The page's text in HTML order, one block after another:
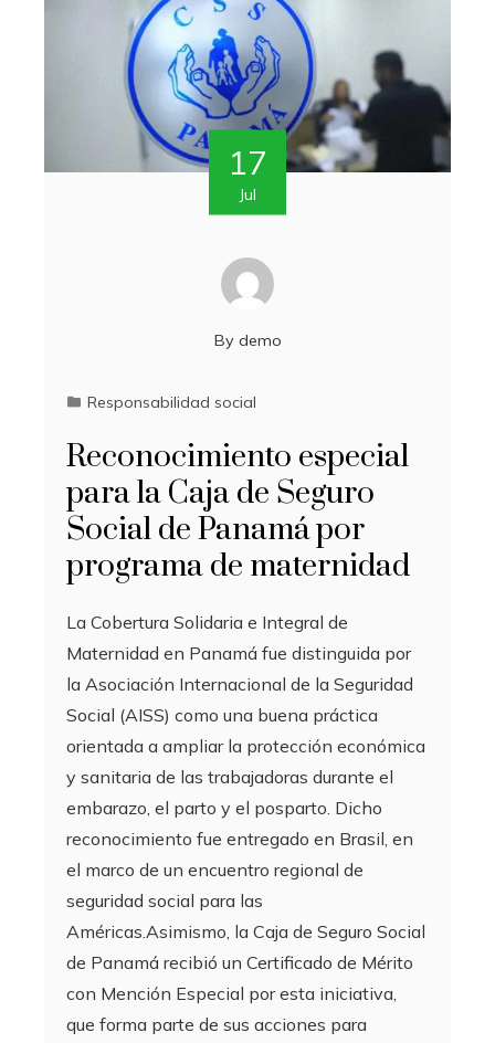
17
Jul
By demo
Responsabilidad social
Reconocimiento especial
para la Caja de Seguro
Social de Panamá por
programa de maternidad
La Cobertura Solidaria e Integral de
Maternidad en Panamá fue distinguida por
la Asociación Internacional de la Seguridad
Social (AISS) como una buena práctica
orientada a ampliar la protección económica
y sanitaria de las trabajadoras durante el
embarazo, el parto y el posparto. Dicho
reconocimiento fue entregado en Brasil, en
el marco de un encuentro regional de
seguridad social para las
Américas.Asimismo, la Caja de Seguro Social
de Panamá recibió un Certificado de Mérito
con Mención Especial por esta iniciativa,
que forma parte de sus acciones para